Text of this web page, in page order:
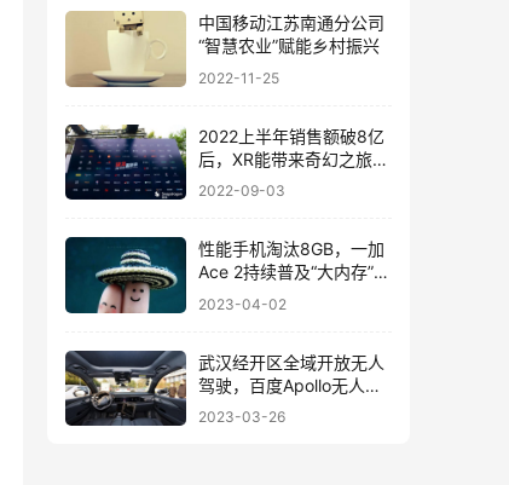
中国移动江苏南通分公司
“智慧农业”赋能乡村振兴
2022-11-25
2022上半年销售额破8亿
后，XR能带来奇幻之旅了
吗？
2022-09-03
性能手机淘汰8GB，一加
Ace 2持续普及“大内存”极
致流畅体验
2023-04-02
武汉经开区全域开放无人
驾驶，百度Apollo无人车
将超百辆
2023-03-26